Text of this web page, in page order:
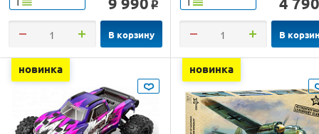
o
В корзину В
новинка новинка